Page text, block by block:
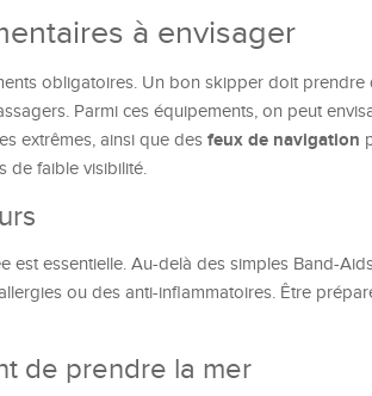
à envisager
obligatoires. Un bon skipper doit
Parmi ces équipements, on peut
extrêmes, ainsi que des feux de navigation
de faible visibilité.
est essentielle. Au-delà des simples Band-
ou des anti-inflammatoires. Être
de prendre la mer